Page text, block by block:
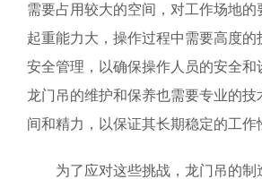
需要占用较大的空间，对工作场地的
起重能力大，操作过程中需要高度的
安全管理，以确保操作人员的安全和
龙门吊的维护和保养也需要专业的技
间和精力，以保证其长期稳定的工作
为了应对这些挑战，龙门吊的制